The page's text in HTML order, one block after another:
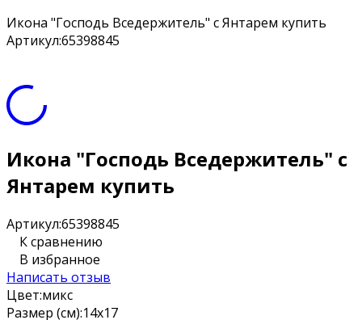
Икона "Господь Вседержитель" с Янтарем купить
Артикул:65398845
Икона "Господь Вседержитель" с
Янтарем купить
Артикул:65398845
К сравнению
В избранное
Написать отзыв
Цвет:микс
Размер (см):14х17